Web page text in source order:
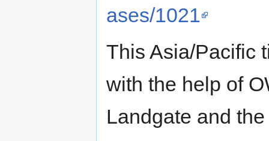
ases/1021
This Asia/Pacific
with the help of
Landgate and